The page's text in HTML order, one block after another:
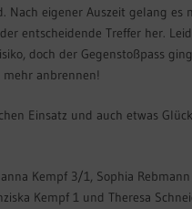
eigener Auszeit gelang es
entscheidende Treffer her.
doch der Gegenstoßpass
anbrennen!
Einsatz und auch etwas
Kempf 3/1, Sophia
Kempf 1 und Theresa